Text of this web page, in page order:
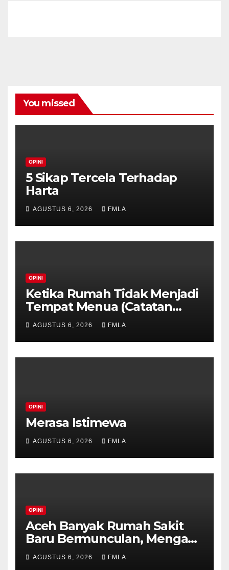
You missed
OPINI
5 Sikap Tercela Terhadap
Harta
AGUSTUS 6, 2026 FMLA
OPINI
Ketika Rumah Tidak Menjadi
Tempat Menua (Catatan
untuk Anak-Anak Tercinta)
AGUSTUS 6, 2026 FMLA
OPINI
Merasa Istimewa
AGUSTUS 6, 2026 FMLA
OPINI
Aceh Banyak Rumah Sakit
Baru Bermunculan, Mengapa
Penang Tetap Menjadi
Pilihan?
AGUSTUS 6, 2026 FMLA